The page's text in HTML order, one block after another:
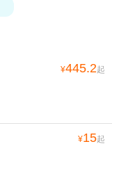
¥445.2起
¥15起